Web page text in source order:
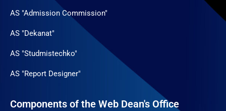
AS "Admission Commission"
AS "Dekanat"
AS "Studmistechko"
AS "Report Designer"
Components of the Web Dean's Office